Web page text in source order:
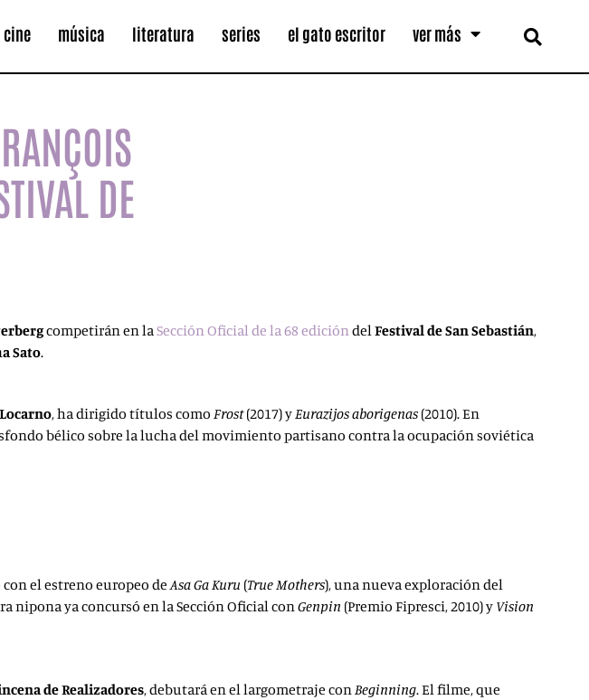
cine música literatura series el gato escritor ver más
DE
competirán en laSección Oficial de la 68 edicióndelFestival de San Sebastián,
Sato.
Locarno, ha dirigido títulos como Frost(2017) yEurazijos aborigenas (2010). En
bélico sobre la lucha del movimiento partisano contra la ocupación soviética
con el estreno europeo deAsa Ga Kuru (True Mothers), una nueva exploración del
nipona ya concursó en la Sección Oficial conGenpin (Premio Fipresci, 2010) y Vision
de Realizadores, debutará en el largometraje conBeginning. El filme, que